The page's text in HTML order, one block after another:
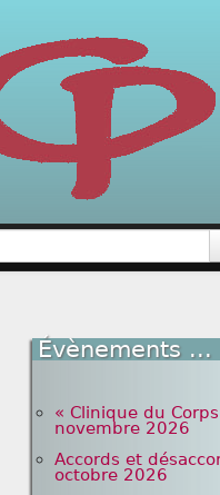
Évènements ...
« Clinique du
novembre 2026
Accords et
octobre 2026